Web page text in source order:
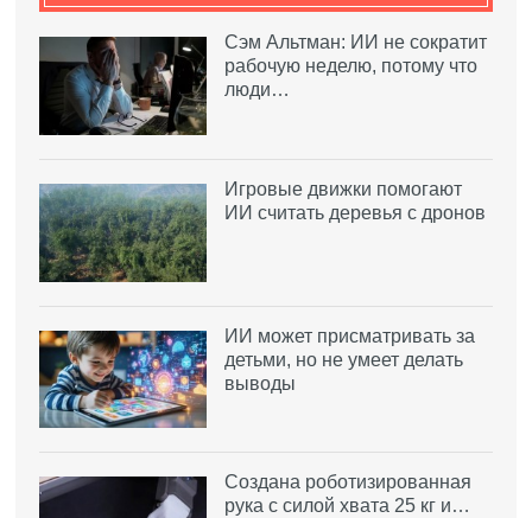
Сэм Альтман: ИИ не сократит
рабочую неделю, потому что
люди…
Игровые движки помогают
ИИ считать деревья с дронов
ИИ может присматривать за
детьми, но не умеет делать
выводы
Создана роботизированная
рука с силой хвата 25 кг и…